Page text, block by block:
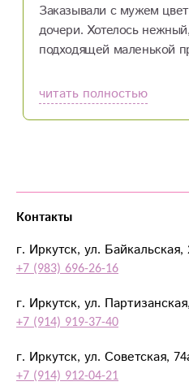
Заказывали с мужем
дочери. Хотелось
подходящей маленькой
читать полностью
Контакты
г. Иркутск, ул. Байкальская,
+7 (983) 696-26-16
г. Иркутск, ул.
+7 (914) 919-37-40
г. Иркутск, ул. Советская,
+7 (914) 912-04-21